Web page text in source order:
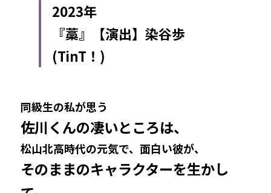
2023年
『藁』【演出】染谷歩
(TinT！)
同級生の私が思う
佐川くんの凄いところは、
松山北高時代の元気で、面白い彼が、
そのままのキャラクターを生かし